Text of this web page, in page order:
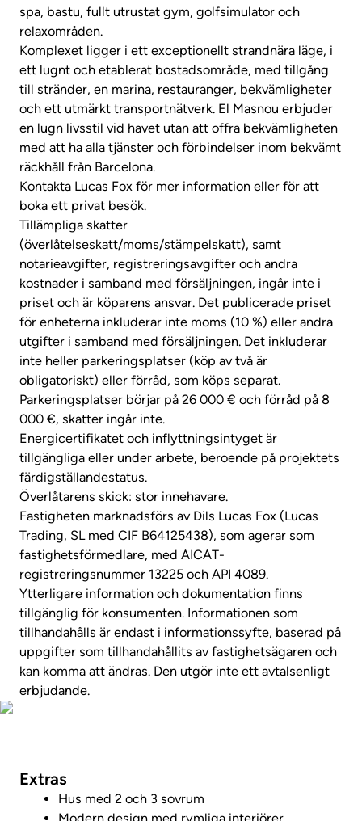
spa, bastu, fullt utrustat gym, golfsimulator och
relaxområden.
Komplexet ligger i ett exceptionellt strandnära läge, i
ett lugnt och etablerat bostadsområde, med tillgång
till stränder, en marina, restauranger, bekvämligheter
och ett utmärkt transportnätverk. El Masnou erbjuder
en lugn livsstil vid havet utan att offra bekvämligheten
med att ha alla tjänster och förbindelser inom bekvämt
räckhåll från Barcelona.
Kontakta Lucas Fox för mer information eller för att
boka ett privat besök.
Tillämpliga skatter
(överlåtelseskatt/moms/stämpelskatt), samt
notarieavgifter, registreringsavgifter och andra
kostnader i samband med försäljningen, ingår inte i
priset och är köparens ansvar. Det publicerade priset
för enheterna inkluderar inte moms (10 %) eller andra
utgifter i samband med försäljningen. Det inkluderar
inte heller parkeringsplatser (köp av två är
obligatoriskt) eller förråd, som köps separat.
Parkeringsplatser börjar på 26 000 € och förråd på 8
000 €, skatter ingår inte.
Energicertifikatet och inflyttningsintyget är
tillgängliga eller under arbete, beroende på projektets
färdigställandestatus.
Överlåtarens skick: stor innehavare.
Fastigheten marknadsförs av Dils Lucas Fox (Lucas
Trading, SL med CIF B64125438), som agerar som
fastighetsförmedlare, med AICAT-
registreringsnummer 13225 och API 4089.
Ytterligare information och dokumentation finns
tillgänglig för konsumenten. Informationen som
tillhandahålls är endast i informationssyfte, baserad på
uppgifter som tillhandahållits av fastighetsägaren och
kan komma att ändras. Den utgör inte ett avtalsenligt
erbjudande.
Extras
Hus med 2 och 3 sovrum